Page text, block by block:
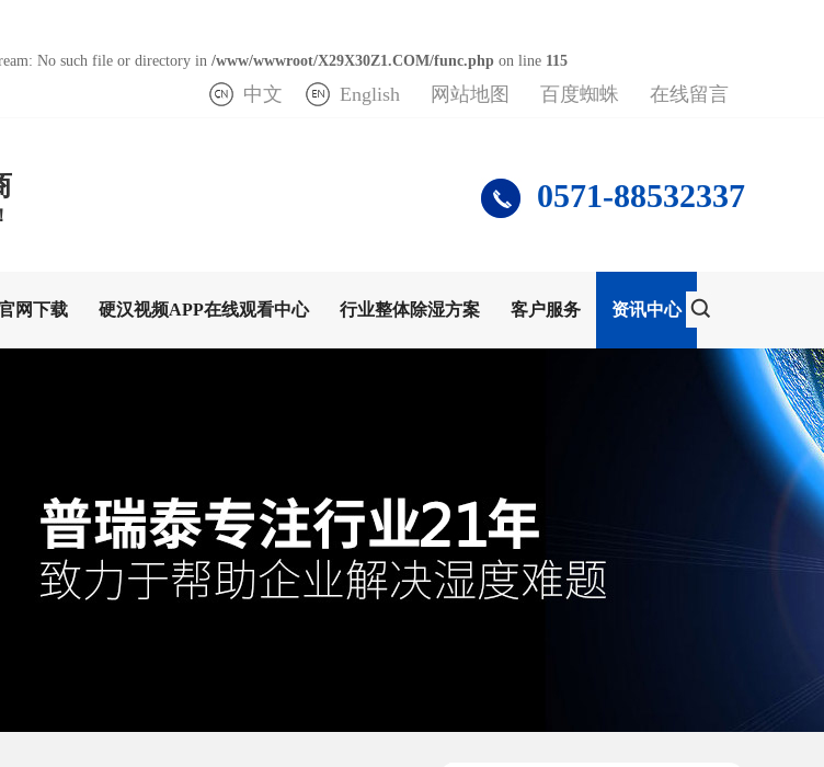
No such file or directory in /www/wwwroot/X29X30Z1.COM/func.php on line 115
中文 English 网站地图 百度蜘蛛 在线留言
0571-88532337
网下载 硬汉视频APP在线观看中心 行业整体除湿方案 客户服务 资讯中心